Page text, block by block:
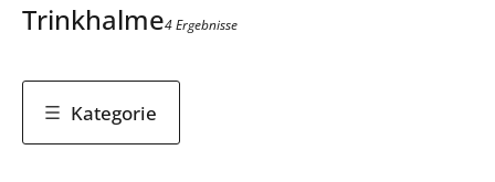
Trinkhalme4 Ergebnisse
Kategorie